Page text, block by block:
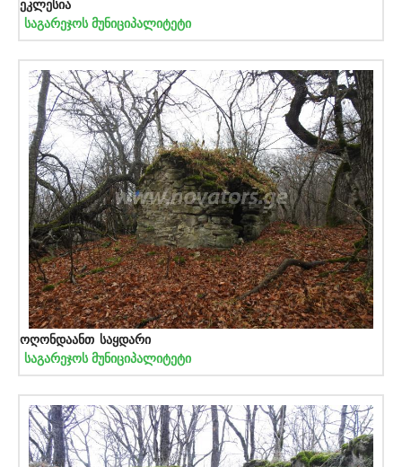
ეკლესია
საგარეჯოს მუნიციპალიტეტი
ოღონდაანთ საყდარი
საგარეჯოს მუნიციპალიტეტი